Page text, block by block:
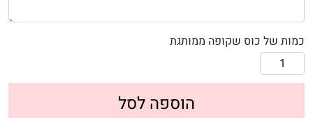
כמות של כוס שקופה ממותגת
הוספה לסל